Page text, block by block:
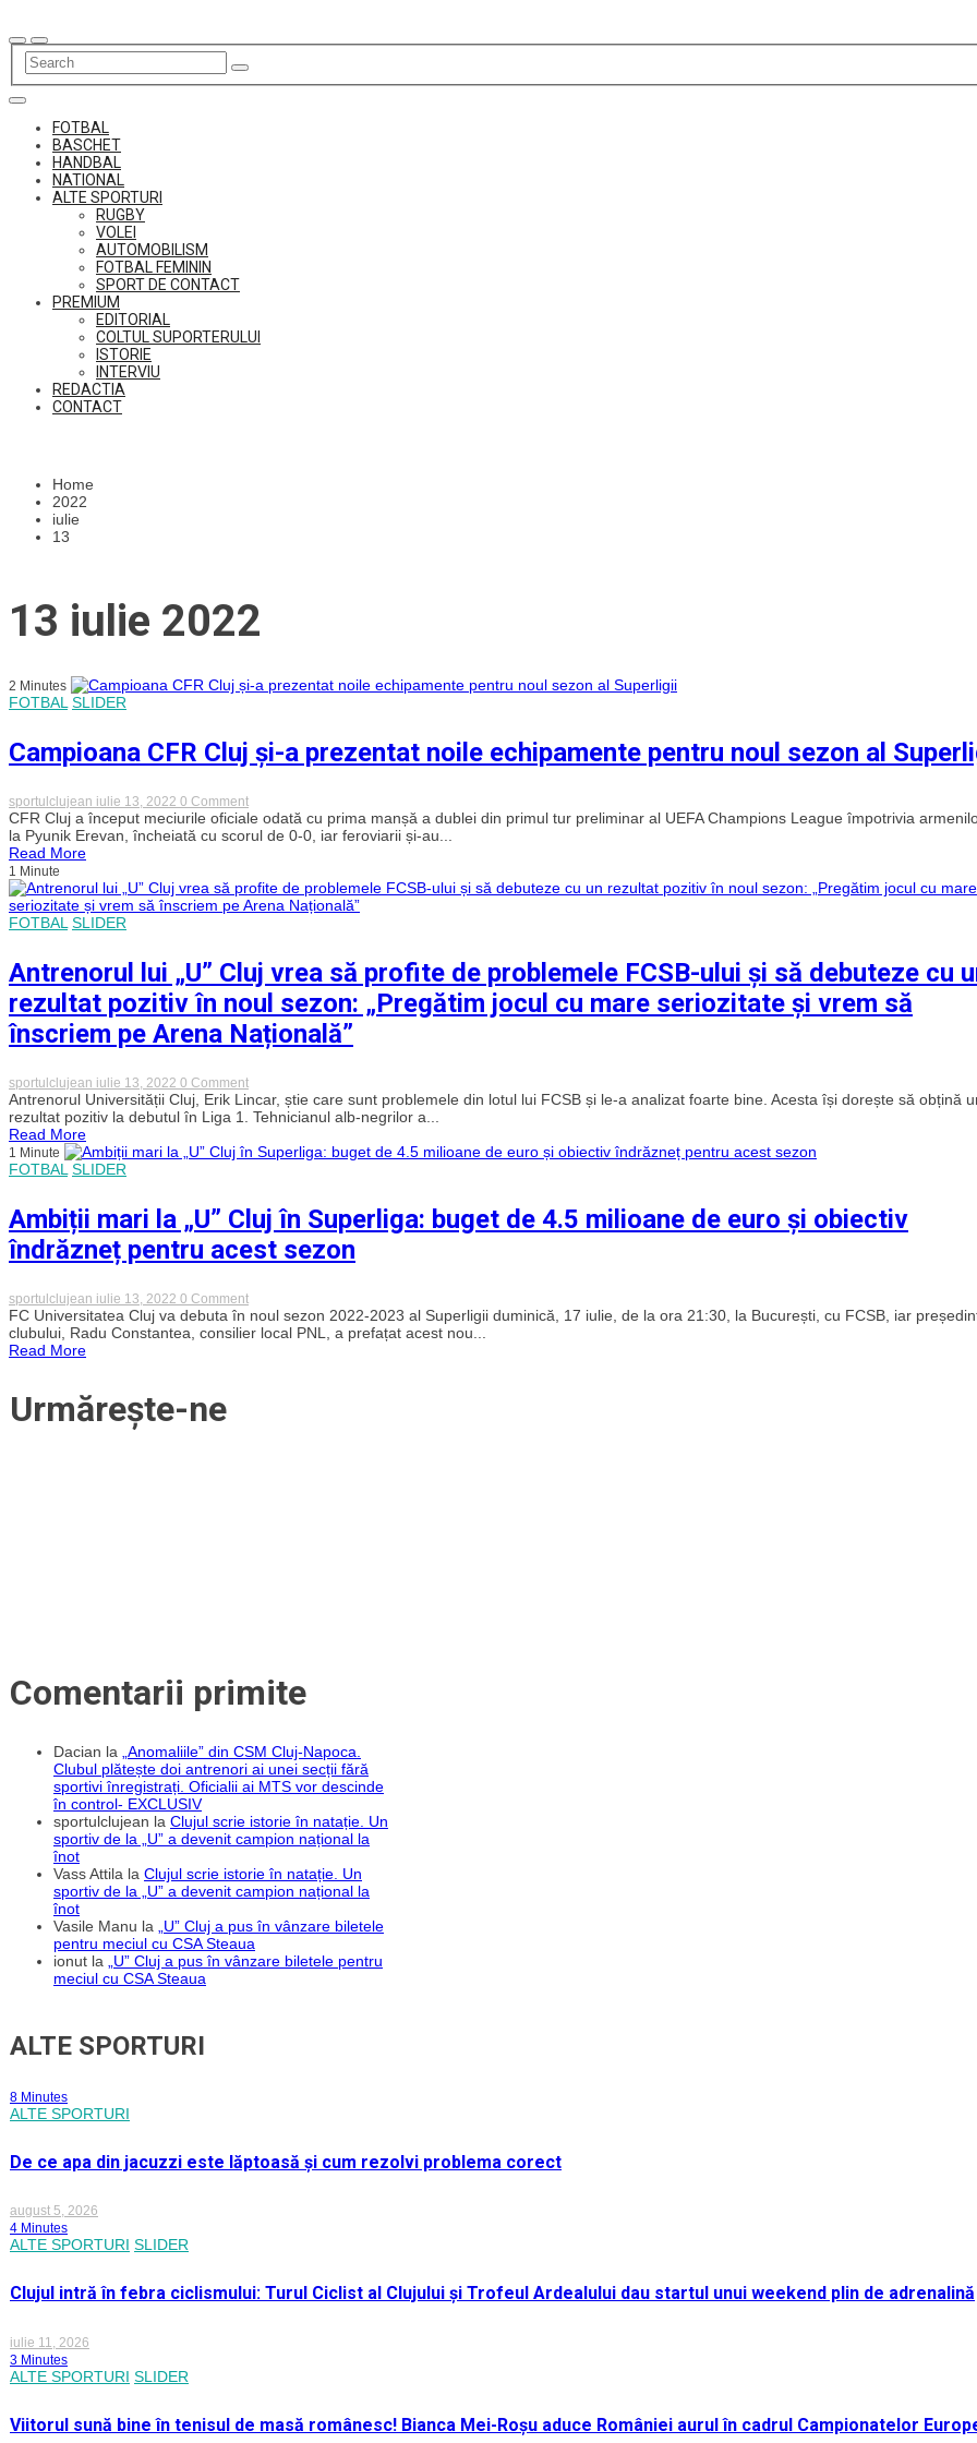
to
content
FOTBAL
BASCHET
HANDBAL
NATIONAL
ALTE SPORTURI
RUGBY
VOLEI
AUTOMOBILISM
FOTBAL FEMININ
SPORT DE CONTACT
PREMIUM
EDITORIAL
COLTUL SUPORTERULUI
ISTORIE
INTERVIU
REDACTIA
CONTACT
Home
2022
iulie
13
13 iulie 2022
2 Minutes
FOTBAL SLIDER
Campioana CFR Cluj și-a prezentat noile echipamente pentru noul sezon al
sportulclujean iulie 13, 2022 0 Commenton
Campioana
CFR
Cluj
prezentat
noile
sezon
al
Superligii
CFR Cluj a început meciurile oficiale odată cu prima manșă a dublei din primul tur preliminar al UEFA Champions League împotrivia
la Pyunik Erevan, încheiată cu scorul de 0-0, iar feroviarii și-au...
Read More
1 Minute
FOTBAL SLIDER
Antrenorul lui „U” Cluj vrea să profite de problemele FCSB-ului și să debuteze cu
rezultat pozitiv în noul sezon: „Pregătim jocul cu mare seriozitate și vrem să
înscriem pe Arena Națională”
sportulclujean iulie 13, 2022 0 Commenton
Antrenorul
lui
„U”
vrea
problemele
FCSB-
ului
și
debuteze
cu
un
rezultat
Antrenorul Universității Cluj, Erik Lincar, știe care sunt problemele din lotul lui FCSB și le-a analizat foarte bine. Acesta își dorește să obțină
rezultat pozitiv la debutul în Liga 1. Tehnicianul alb-negrilor a...
Read More
1 Minute
FOTBAL SLIDER
Ambiții mari la „U” Cluj în Superliga: buget de 4.5 milioane de euro și obiectiv
îndrăzneț pentru acest sezon
sportulclujean iulie 13, 2022 0 Commenton
Ambiții
mari
la
FC Universitatea Cluj va debuta în noul sezon 2022-2023 al Superligii duminică, 17 iulie, de la ora 21:30, la București, cu FCSB, iar
clubului, Radu Constantea, consilier local PNL, a prefațat acest nou...
Read More
Urmărește-ne
Comentarii primite
Dacian la
„Anomaliile” din CSM Cluj-Napoca.
Clubul plătește doi antrenori ai unei secții fără
sportivi înregistrați. Oficialii ai MTS vor descinde
în control- EXCLUSIV
sportulclujean la Clujul scrie istorie în natație. Un
sportiv de la „U” a devenit campion național la
înot
Vass Attila la Clujul scrie istorie în natație. Un
sportiv de la „U” a devenit campion național la
înot
Vasile Manu la
„U” Cluj a pus în vânzare biletele
pentru meciul cu CSA Steaua
ionut la
„U” Cluj a pus în vânzare biletele pentru
meciul cu CSA Steaua
ALTE SPORTURI
8 Minutes
ALTE SPORTURI
De ce apa din jacuzzi este lăptoasă și cum rezolvi problema corect
august 5, 2026
4 Minutes
ALTE SPORTURI SLIDER
Clujul intră în febra ciclismului: Turul Ciclist al Clujului și Trofeul Ardealului dau startul unui weekend plin de adrenalină
iulie 11, 2026
3 Minutes
ALTE SPORTURI SLIDER
Viitorul sună bine în tenisul de masă românesc! Bianca Mei-Roșu aduce României aurul în cadrul Campionatelor